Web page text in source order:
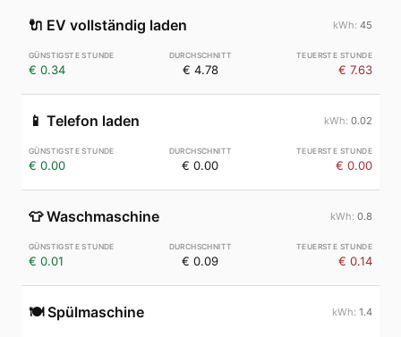
🔌 EV vollständig laden 45
€ 0.34 € 4.78 € 7.63
📱 Telefon laden 0.02
€ 0.00 € 0.00 € 0.00
👕 Waschmaschine 0.8
€ 0.01 € 0.09 € 0.14
🍽️ Spülmaschine 1.4